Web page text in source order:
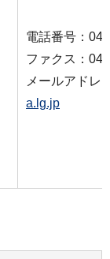
電話番号：
ファクス：
メールアドレ
a.lg.jp